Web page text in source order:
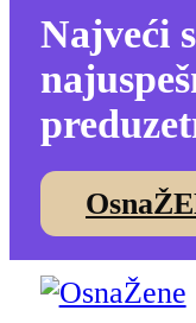
Najveći